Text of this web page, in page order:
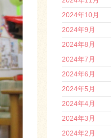
2024年10月
2024年9月
2024年8月
2024年7月
2024年6月
2024年5月
2024年4月
2024年3月
2024年2月